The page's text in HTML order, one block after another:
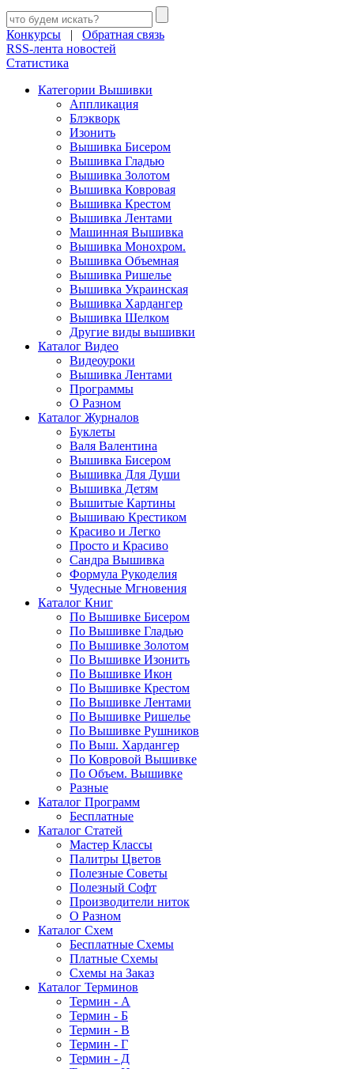
Конкурсы | Обратная связь
RSS-лента новостей
Статистика
Категории Вышивки
Аппликация
Блэкворк
Изонить
Вышивка Бисером
Вышивка Гладью
Вышивка Золотом
Вышивка Ковровая
Вышивка Крестом
Вышивка Лентами
Машинная Вышивка
Вышивка Монохром.
Вышивка Объемная
Вышивка Ришелье
Вышивка Украинская
Вышивка Хардангер
Вышивка Шелком
Другие виды вышивки
Каталог Видео
Видеоуроки
Вышивка Лентами
Программы
О Разном
Каталог Журналов
Буклеты
Валя Валентина
Вышивка Бисером
Вышивка Для Души
Вышивка Детям
Вышитые Картины
Вышиваю Крестиком
Красиво и Легко
Просто и Красиво
Сандра Вышивка
Формула Рукоделия
Чудесные Мгновения
Каталог Книг
По Вышивке Бисером
По Вышивке Гладью
По Вышивке Золотом
По Вышивке Изонить
По Вышивке Икон
По Вышивке Крестом
По Вышивке Лентами
По Вышивке Ришелье
По Вышивке Рушников
По Выш. Хардангер
По Ковровой Вышивке
По Объем. Вышивке
Разные
Каталог Программ
Бесплатные
Каталог Статей
Мастер Классы
Палитры Цветов
Полезные Советы
Полезный Софт
Производители ниток
О Разном
Каталог Схем
Бесплатные Схемы
Платные Схемы
Схемы на Заказ
Каталог Терминов
Термин - А
Термин - Б
Термин - В
Термин - Г
Термин - Д